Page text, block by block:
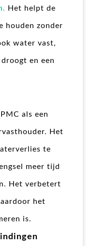
Het helpt de
houden zonder
water vast,
en een
als een
Het
te
meer tijd
Het verbetert
het
is.